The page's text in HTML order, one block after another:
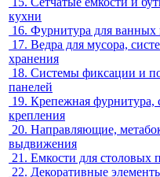
кухни
16. Фурнитура для ванных
17. Ведра для мусора,
хранения
18. Системы фиксации и
панелей
19. Крепежная фурнитура,
крепления
20. Направляющие,
выдвижения
21. Емкости для столовых
22. Декоративные